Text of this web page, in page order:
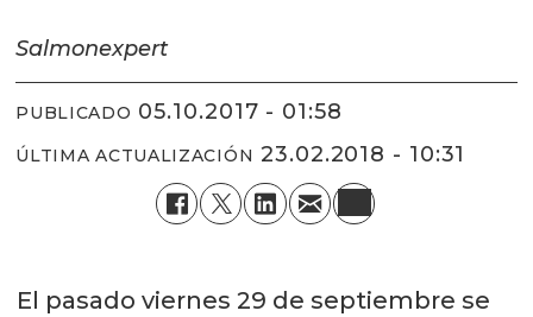
Salmonexpert
PUBLICADO 05.10.2017 - 01:58
ÚLTIMA ACTUALIZACIÓN 23.02.2018 - 10:31
El pasado viernes 29 de septiembre se